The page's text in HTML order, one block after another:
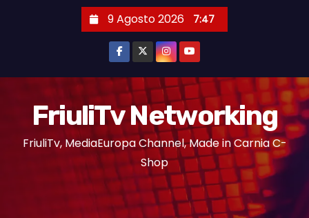
9 Agosto 2026 7:47
FriuliTv Networking
FriuliTv, MediaEuropa Channel, Made in Carnia C-
Shop